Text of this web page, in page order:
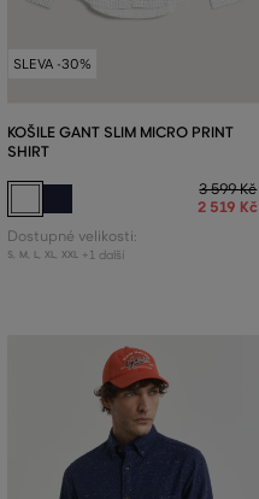
SLEVA -30%
KOŠILE GANT SLIM MICRO PRINT
SHIRT
3 599 Kč
2 519 Kč
Dostupné velikosti:
S, M L, XL, XXL +1 další